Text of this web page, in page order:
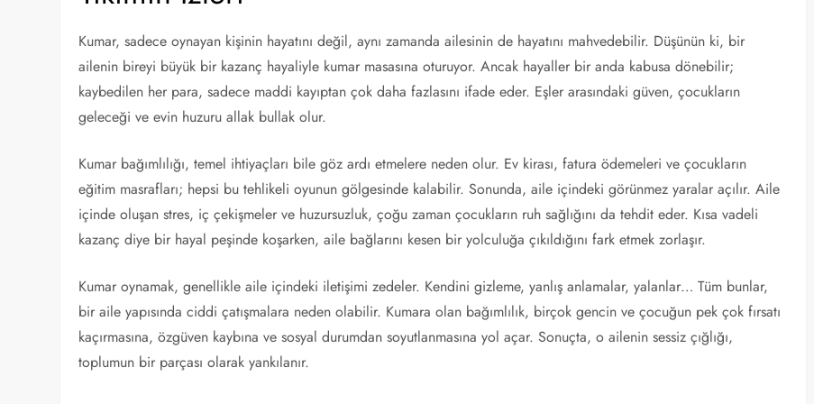
Kumar, sadece oynayan kişinin hayatını değil, aynı zamanda ailesinin de hayatını mahvedebilir. Düşünün ki, bir
ailenin bireyi büyük bir kazanç hayaliyle kumar masasına oturuyor. Ancak hayaller bir anda kabusa dönebilir;
kaybedilen her para, sadece maddi kayıptan çok daha fazlasını ifade eder. Eşler arasındaki güven, çocukların
geleceği ve evin huzuru allak bullak olur.
Kumar bağımlılığı, temel ihtiyaçları bile göz ardı etmelere neden olur. Ev kirası, fatura ödemeleri ve çocukların
eğitim masrafları; hepsi bu tehlikeli oyunun gölgesinde kalabilir. Sonunda, aile içindeki görünmez yaralar açılır. Aile
içinde oluşan stres, iç çekişmeler ve huzursuzluk, çoğu zaman çocukların ruh sağlığını da tehdit eder. Kısa vadeli
kazanç diye bir hayal peşinde koşarken, aile bağlarını kesen bir yolculuğa çıkıldığını fark etmek zorlaşır.
Kumar oynamak, genellikle aile içindeki iletişimi zedeler. Kendini gizleme, yanlış anlamalar, yalanlar… Tüm bunlar,
bir aile yapısında ciddi çatışmalara neden olabilir. Kumara olan bağımlılık, birçok gencin ve çocuğun pek çok fırsatı
kaçırmasına, özgüven kaybına ve sosyal durumdan soyutlanmasına yol açar. Sonuçta, o ailenin sessiz çığlığı,
toplumun bir parçası olarak yankılanır.